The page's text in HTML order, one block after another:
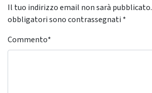
Il tuo indirizzo email non sarà pubblicato.
obbligatori sono contrassegnati *
Commento*